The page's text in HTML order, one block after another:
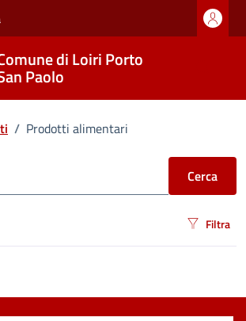
di Loiri Porto
Paolo
/ Prodotti alimentari
Cerca
ricerca Filtra